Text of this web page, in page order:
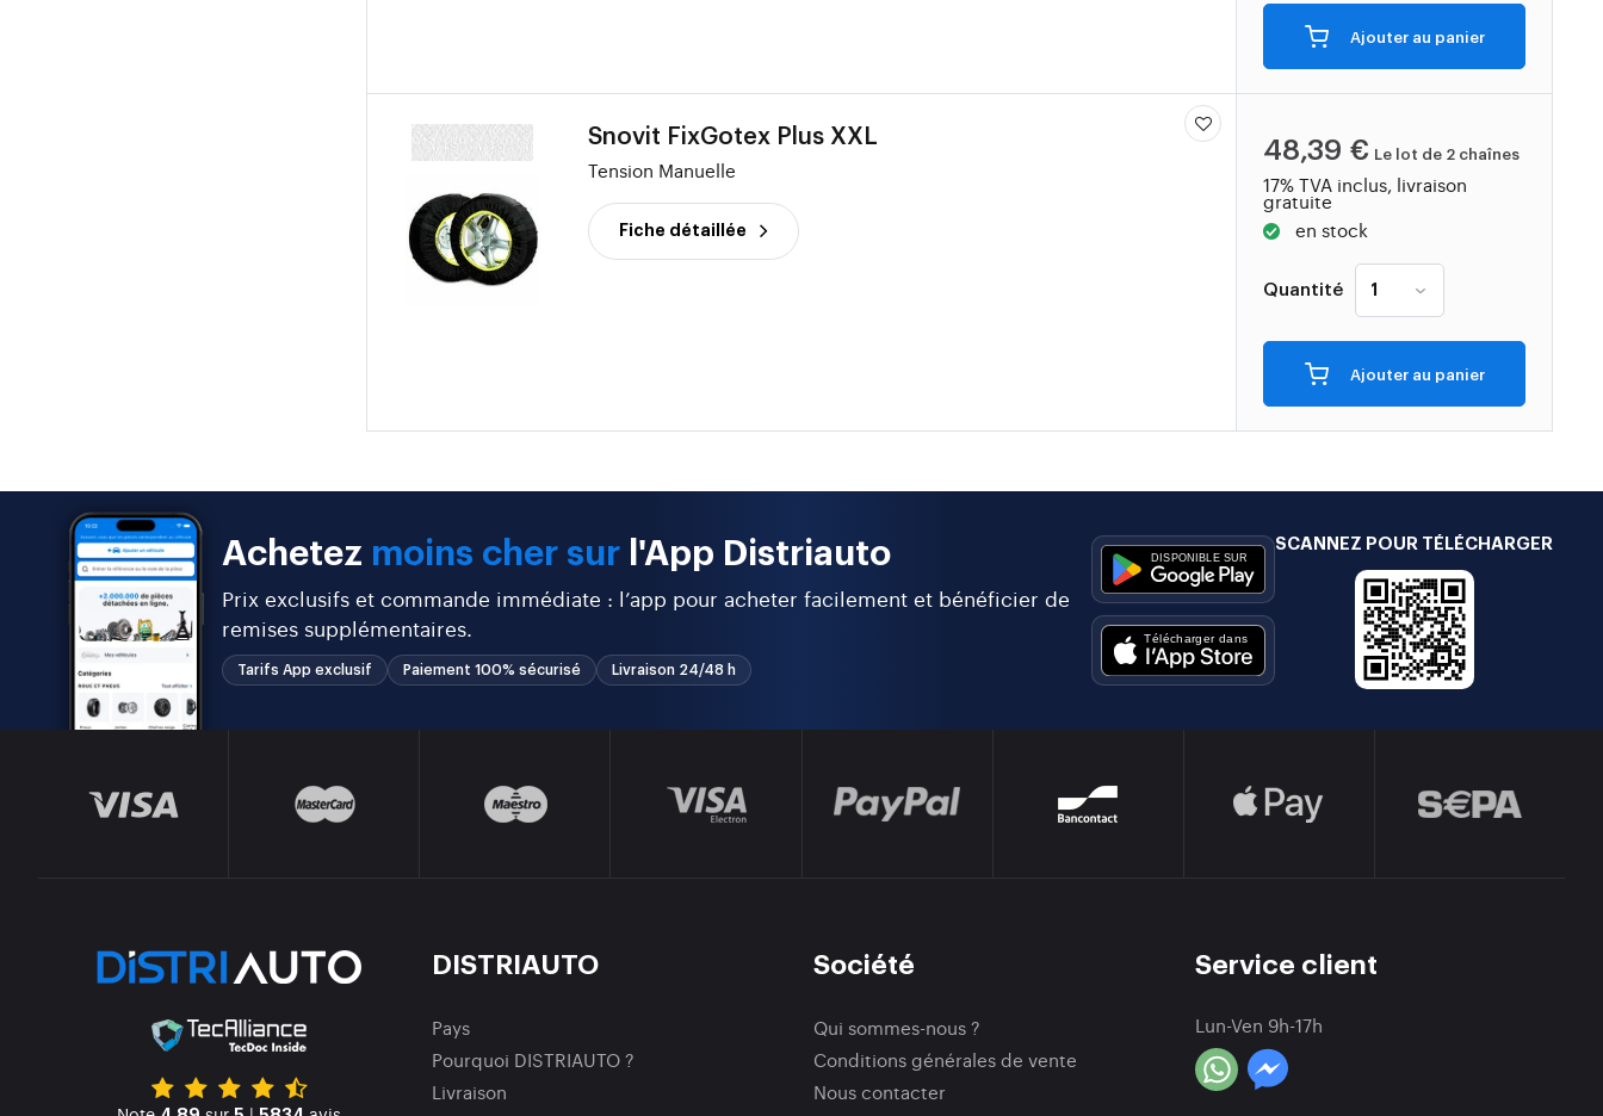
Ajouter au panier
Snovit FixGotex Plus XXL
Tension Manuelle
Fiche détaillée
48,39 € Le lot de 2 chaînes
17% TVA inclus, livraison
gratuite
en stock
Quantité
Ajouter au panier
Achetez moins cher sur l'App Distriauto
Prix exclusifs et commande immédiate : l’app pour acheter facilement et bénéficier de
remises supplémentaires.
Tarifs App exclusif Paiement 100% sécurisé Livraison 24/48 h
SCANNEZ POUR TÉLÉCHARGER
DISTRIAUTO
Pays
Pourquoi DISTRIAUTO ?
Livraison
Société
Qui sommes-nous ?
Conditions générales de vente
Nous contacter
Service client
Lun-Ven 9h-17h